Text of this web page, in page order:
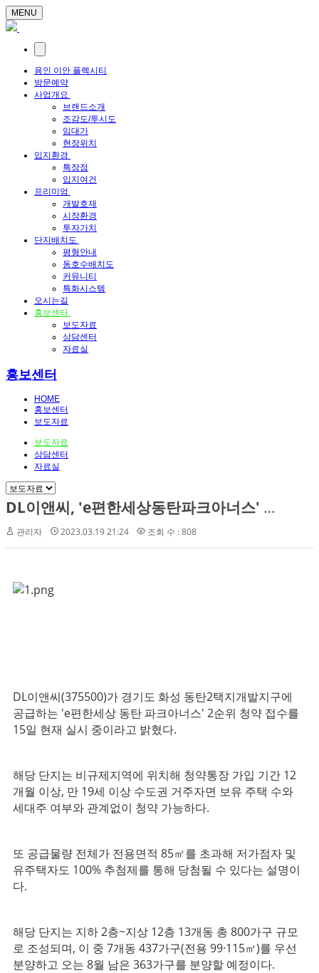
MENU
용인 이안 플렉시티
방문예약
사업개요
브랜드소개
조감도/투시도
임대가
현장위치
입지환경
특장점
입지여건
프리미엄
개발호재
시장환경
투자가치
단지배치도
평형안내
동호수배치도
커뮤니티
특화시스템
오시는길
홍보센터
보도자료
상담센터
자료실
홍보센터
HOME
홍보센터
보도자료
보도자료
상담센터
자료실
DL이앤씨, 'e편한세상동탄파크아너스' 2순위 청약 접수 중
관리자 2023.03.19 21:24 조회 수 : 808
DL이앤씨(375500)가 경기도 화성 동탄2택지개발지구에
공급하는 'e편한세상 동탄 파크아너스' 2순위 청약 접수를
15일 현재 실시 중이라고 밝혔다.
해당 단지는 비규제지역에 위치해 청약통장 가입 기간 12
개월 이상, 만 19세 이상 수도권 거주자면 보유 주택 수와
세대주 여부와 관계없이 청약 가능하다.
또 공급물량 전체가 전용면적 85㎡를 초과해 저가점자 및
유주택자도 100% 추첨제를 통해 당첨될 수 있다는 설명이
다.
해당 단지는 지하 2층~지상 12층 13개동 총 800가구 규모
로 조성되며, 이 중 7개동 437가구(전용 99·115㎡)를 우선
분양하고 오는 8월 남은 363가구를 분양할 예정이다.